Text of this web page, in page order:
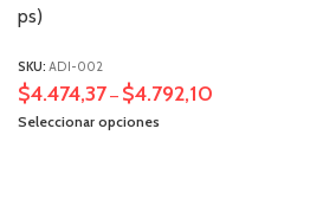
ps)
SKU: ADI-002
$4.474,37 – $4.792,10
Seleccionar opciones